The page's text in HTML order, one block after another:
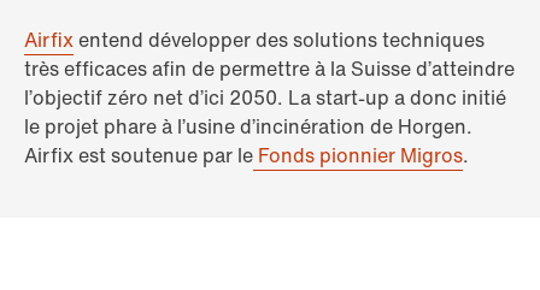
Airfixentend développer des solutions techniques
très efficaces afin de permettre à la Suisse d’atteindre
l’objectif zéro net d’ici 2050. La start-up a donc initié
le projet phare à l’usine d’incinération de Horgen.
Airfix est soutenue par le Fonds pionnier Migros.